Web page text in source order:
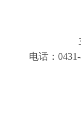
电话：